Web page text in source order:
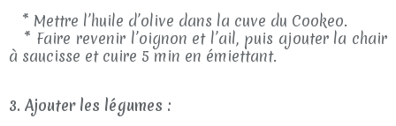
* Mettre l’huile d’olive dans la cuve du Cookeo.
* Faire revenir l’oignon et l’ail, puis ajouter la chair
à saucisse et cuire 5 min en émiettant.
3. Ajouter les légumes :